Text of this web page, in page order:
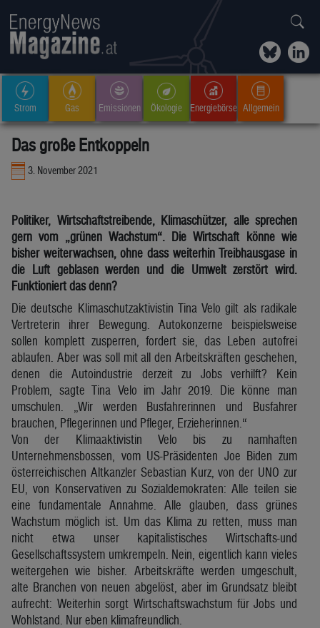
Strom Gas Emissionen Ökologie Energiebörse Allgemein
Das große Entkoppeln
3. November 2021
Politiker, Wirtschaftstreibende, Klimaschützer, alle sprechen
gern vom „grünen Wachstum“. Die Wirtschaft könne wie
bisher weiterwachsen, ohne dass weiterhin Treibhausgase in
die Luft geblasen werden und die Umwelt zerstört wird.
Funktioniert das denn?
Die deutsche Klimaschutzaktivistin Tina Velo gilt als radikale
Vertreterin ihrer Bewegung. Autokonzerne beispielsweise
sollen komplett zusperren, fordert sie, das Leben autofrei
ablaufen. Aber was soll mit all den Arbeitskräften geschehen,
denen die Autoindustrie derzeit zu Jobs verhilft? Kein
Problem, sagte Tina Velo im Jahr 2019. Die könne man
umschulen. „Wir werden Busfahrerinnen und Busfahrer
brauchen, Pflegerinnen und Pfleger, Erzieherinnen.“
Von der Klimaaktivistin Velo bis zu namhaften
Unternehmensbossen, vom US-Präsidenten Joe Biden zum
österreichischen Altkanzler Sebastian Kurz, von der UNO zur
EU, von Konservativen zu Sozialdemokraten: Alle teilen sie
eine fundamentale Annahme. Alle glauben, dass grünes
Wachstum möglich ist. Um das Klima zu retten, muss man
nicht etwa unser kapitalistisches Wirtschafts-und
Gesellschaftssystem umkrempeln. Nein, eigentlich kann vieles
weitergehen wie bisher. Arbeitskräfte werden umgeschult,
alte Branchen von neuen abgelöst, aber im Grundsatz bleibt
aufrecht: Weiterhin sorgt Wirtschaftswachstum für Jobs und
Wohlstand. Nur eben klimafreundlich.